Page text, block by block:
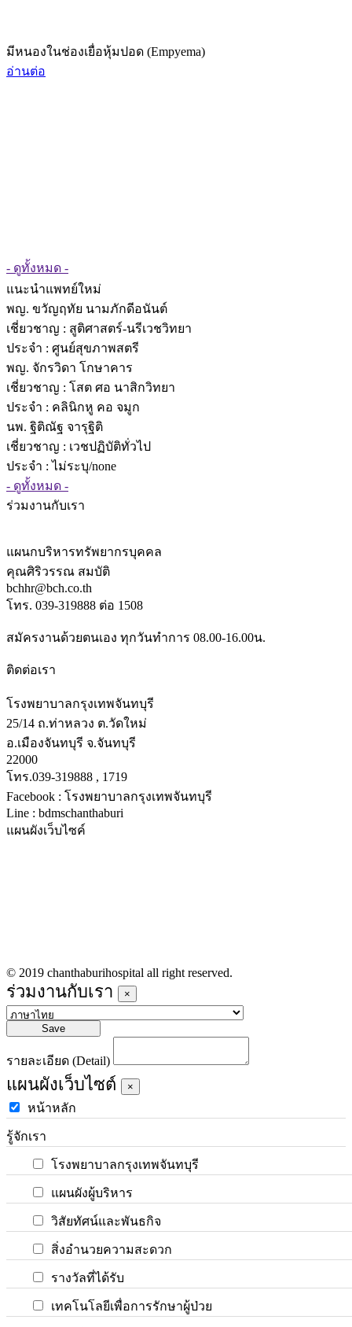
มีหนองในช่องเยื่อหุ้มปอด (Empyema)
อ่านต่อ
- ดูทั้งหมด -
แนะนำแพทย์ใหม่
พญ. ขวัญฤทัย นามภักดีอนันต์
เชี่ยวชาญ : สูติศาสตร์-นรีเวชวิทยา
ประจำ : ศูนย์สุขภาพสตรี
พญ. จักรวิดา โกษาคาร
เชี่ยวชาญ : โสต ศอ นาสิกวิทยา
ประจำ : คลินิกหู คอ จมูก
นพ. ฐิติณัฐ จารุฐิติ
เชี่ยวชาญ : เวชปฏิบัติทั่วไป
ประจำ : ไม่ระบุ/none
- ดูทั้งหมด -
ร่วมงานกับเรา
แผนกบริหารทรัพยากรบุคคล
คุณศิริวรรณ สมบัติ
bchhr@bch.co.th
โทร. 039-319888 ต่อ 1508
สมัครงานด้วยตนเอง ทุกวันทำการ 08.00-16.00น.
ติดต่อเรา
โรงพยาบาลกรุงเทพจันทบุรี
25/14 ถ.ท่าหลวง ต.วัดใหม่
อ.เมืองจันทบุรี จ.จันทบุรี
22000
โทร.039-319888 , 1719
Facebook : โรงพยาบาลกรุงเทพจันทบุรี
Line : bdmschanthaburi
แผนผังเว็บไซค์
© 2019 chanthaburihospital all right reserved.
ร่วมงานกับเรา ×
Save
รายละเอียด (Detail)
แผนผังเว็บไซต์ ×
หน้าหลัก
รู้จักเรา
โรงพยาบาลกรุงเทพจันทบุรี
แผนผังผู้บริหาร
วิสัยทัศน์และพันธกิจ
สิ่งอำนวยความสะดวก
รางวัลที่ได้รับ
เทคโนโลยีเพื่อการรักษาผู้ป่วย